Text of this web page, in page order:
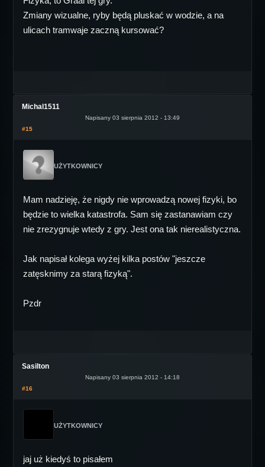
Zmiany wizualne, ryby będą pluskać w wodzie, a na
ulicach tramwaje zaczną kursować?
Michal1511
Napisany 03 sierpnia 2012 - 13:49
#15
UŻYTKOWNICY
Mam nadzieję, że nigdy nie wprowadzą nowej fizyki, bo
będzie to wielka katastrofa. Sam się zastanawiam czy
nie zrezygnuje wtedy z gry. Jest ona tak nierealistyczna.
Jak napisał kolega wyżej kilka postów "jeszcze
zatęsknimy za starą fizyką".
Pzdr
Sasilton
Napisany 03 sierpnia 2012 - 14:18
#16
UŻYTKOWNICY
jaj uż kiedyś to pisałem